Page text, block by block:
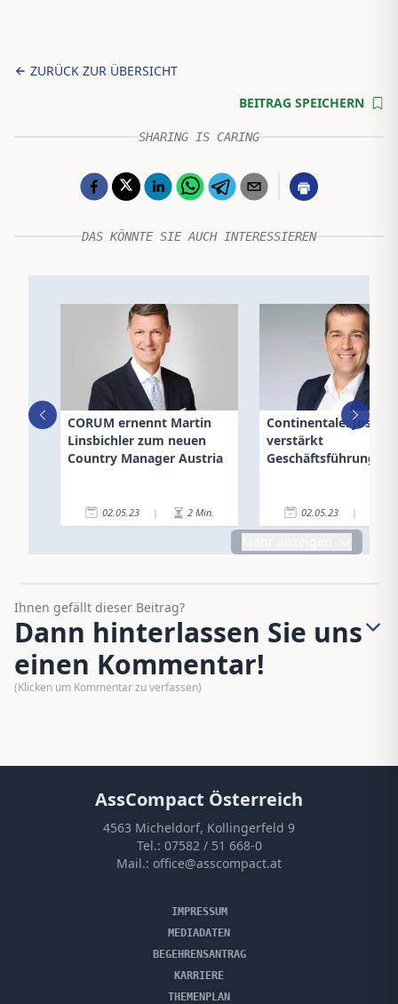
ZURÜCK ZUR ÜBERSICHT
BEITRAG SPEICHERN
SHARING IS CARING
DAS KÖNNTE SIE AUCH INTERESSIEREN
CORUM ernennt Martin
Linsbichler zum neuen
Country Manager Austria
02.05.23 | 2 Min.
Continentale: Josef
verstärkt
Geschäftsführung
02.05.23 |
Ihnen gefällt dieser Beitrag?
Dann hinterlassen Sie uns
einen Kommentar!
(Klicken um Kommentar zu verfassen)
AssCompact Österreich
4563 Micheldorf, Kollingerfeld 9
Tel.: 07582 / 51 668-0
Mail.: office@asscompact.at
IMPRESSUM
MEDIADATEN
BEGEHRENSANTRAG
KARRIERE
THEMENPLAN